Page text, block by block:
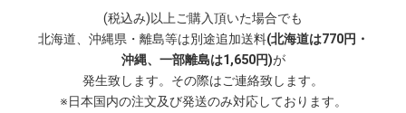
(税込み)以上ご購入頂いた場合でも
北海道、沖縄県・離島等は別途追加送料(北海道は770円・
沖縄、一部離島は1,650円)が
発生致します。その際はご連絡致します。
※日本国内の注文及び発送のみ対応しております。